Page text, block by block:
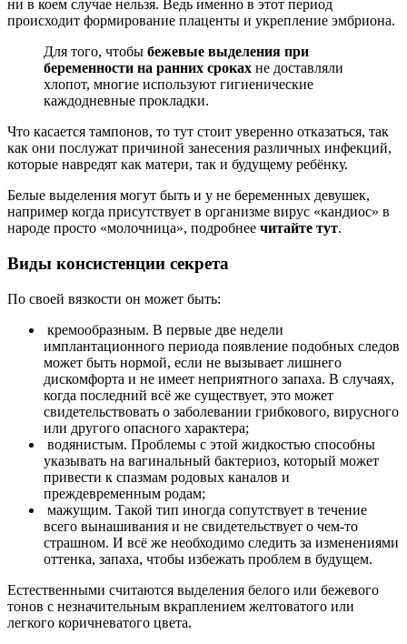
ни в коем случае нельзя. Ведь именно в этот период
происходит формирование плаценты и укрепление эмбриона.
Для того, чтобы бежевые выделения при
беременности на ранних сроках не доставляли
хлопот, многие используют гигиенические
каждодневные прокладки.
Что касается тампонов, то тут стоит уверенно отказаться, так
как они послужат причиной занесения различных инфекций,
которые навредят как матери, так и будущему ребёнку.
Белые выделения могут быть и у не беременных девушек,
например когда присутствует в организме вирус «кандиос» в
народе просто «молочница», подробнее читайте тут.
Виды консистенции секрета
По своей вязкости он может быть:
кремообразным. В первые две недели
имплантационного периода появление подобных следов
может быть нормой, если не вызывает лишнего
дискомфорта и не имеет неприятного запаха. В случаях,
когда последний всё же существует, это может
свидетельствовать о заболевании грибкового, вирусного
или другого опасного характера;
водянистым. Проблемы с этой жидкостью способны
указывать на вагинальный бактериоз, который может
привести к спазмам родовых каналов и
преждевременным родам;
мажущим. Такой тип иногда сопутствует в течение
всего вынашивания и не свидетельствует о чем-то
страшном. И всё же необходимо следить за изменениями
оттенка, запаха, чтобы избежать проблем в будущем.
Естественными считаются выделения белого или бежевого
тонов с незначительным вкраплением желтоватого или
легкого коричневатого цвета.